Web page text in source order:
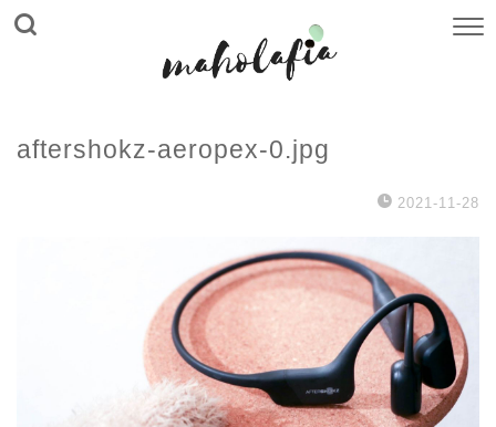
aftershokz-aeropex-0.jpg
2021-11-28